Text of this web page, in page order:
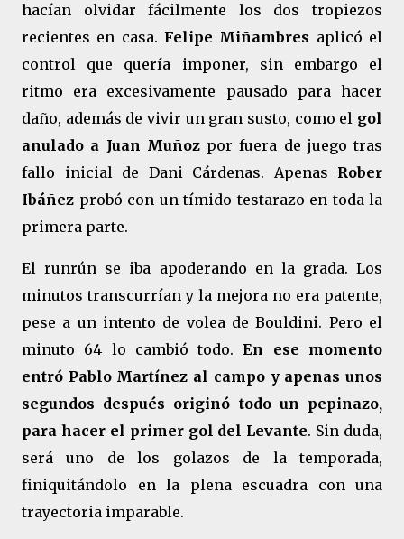
hacían olvidar fácilmente los dos tropiezos
recientes en casa. Felipe Miñambres aplicó el
control que quería imponer, sin embargo el
ritmo era excesivamente pausado para hacer
daño, además de vivir un gran susto, como el gol
anulado a Juan Muñozpor fuera de juego tras
fallo inicial de Dani Cárdenas. Apenas Rober
Ibáñez probó con un tímido testarazo en toda la
primera parte.
El runrún se iba apoderando en la grada. Los
minutos transcurrían y la mejora no era patente,
pese a un intento de volea de Bouldini. Pero el
minuto 64 lo cambió todo.En ese momento
entró Pablo Martínez al campo y apenas unos
segundos después originó todo un pepinazo,
para hacer el primer gol del Levante. Sin duda,
será uno de los golazos de la temporada,
finiquitándolo en la plena escuadra con una
trayectoria imparable.